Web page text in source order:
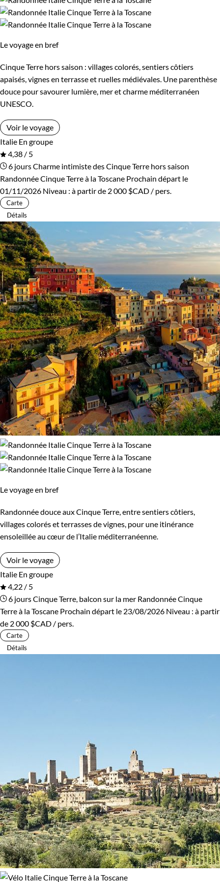
l'accueil chaleureux
de ses habitants.
paysages parsemés d'
oliviers et decyprès
Explorez ses villes,
Gimignano
, inscrite au patrimoine mondial de
l'UNESCO, etVinci, la ville natale du génie Leonardo,Piseet
sa célèbre tour penchée, et les immanquables villes
deSienne
Au printemps
pour les amoureux de la nature et de la randonnée. Les
sentiers qui relient les cinq villages médiévaux (Vernazza,
Corniglia, Monterosso, Riomaggiore et Manarola) serpentent à
travers les vignes, les oliviers et les paysages sculptés par les
pierres sèches. Vous pourrez apprécier les fleurs sauvages et
les arbres en fleurs qui ajoutent de la couleur à la région. Les
randonnées sont ponctuées de baignades dans les eaux
cristallines et de repas savoureux à base de focaccia, d'huile
d'olive, de pesto et de sciacchetra, le meilleur vin de la
Ligurie.
En été, les Cinque Terre offrent des plages pittoresques pour
se détendre et profiter du soleil. Les petits ports de pêche,
comme celui de Manarola, sont également idéals pour se
baigner et explorer les fonds marins. Les soirées d'été dans
les villages sont animées par des festivals locaux et des
dégustations de vin et de cuisine locale.
L'automneest le moment idéal pour visiter les Cinque Terre si
vous souhaitez éviter la foule tout en profitant du paysage et
des couleurs chaudes de la saison. La région de la Ligurie est
également réputée pour sa production d'huile d'olive, et
l'automne est le moment de la récolte des olives. Vous
pourrez participer à des dégustations d'huile d'olive et visiter
les moulins à huile locaux.
En hiver, les Cinque Terre offrent une atmosphère paisible et
romantique, avec des villages moins fréquentés et des
paysages majestueux. Les températures douces permettent
de continuer à randonner entre les villages, et les restaurants
locaux proposent des plats réconfortants pour vous
réchauffer après une journée à l'extérieur.
Les lieux incontournables dans les Cinque Terre comprend :
- Riomaggiore : Ce village pittoresque est caractérisé
par ses maisons colorées et son absence de voitures.
- Manarola : Un charmant village de pêcheurs avec un
- Monterosso : La plus grande des Cinque Terre, avec des
plages et une vie nocturne animée.
- Sentier côtier : Un sentier panoramique reliant les cinq
villages, offrant des vues à couper le souffle.
- Sentier de l'olivier : Un sentier de randonnée alternatif
traversant les oliveraies et les vignobles.
- Les vignobles : Visitez les producteurs locaux pour
déguster le vin de la région, notamment le sciacchetra.
- Parco Nazionale delle Cinque Terre : Ce parc national
protégé par l'UNESCO offre des randonnées, des
Environnement
Le voyage en bref
Cinque Terre hors saison : villages colorés, sentiers côtiers
apaisés, vignes en terrasse et ruelles médiévales. Une parenthèse
douce pour savourer lumière, mer et charme méditerranéen
UNESCO.
Voir le voyage
Italie En groupe
4,38 / 5
6 joursCharme intimiste des Cinque Terre hors saison
Randonnée Cinque Terre à la Toscane Prochain départ le
01/11/2026 Niveau : à partir de 2 000 $CAD / pers.
Carte
Détails
Le voyage en bref
Randonnée douce aux Cinque Terre, entre sentiers côtiers,
villages colorés et terrasses de vignes, pour une itinérance
ensoleillée au cœur de l’Italie méditerranéenne.
Voir le voyage
Italie En groupe
4,22 / 5
6 joursCinque Terre, balcon sur la mer Randonnée Cinque
Terre à la Toscane Prochain départ le 23/08/2026 Niveau : à partir
de 2 000 $CAD / pers.
Carte
Détails